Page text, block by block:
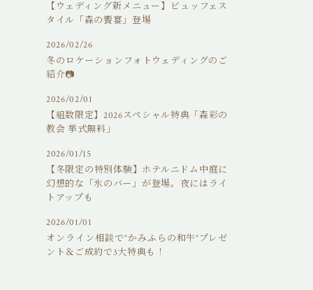
【ウェディング新メニュー】ビュッフェス
タイル「森の饗宴」登場
2026/02/26
冬のロケーションフォトウェディングのご
紹介📷
2026/02/01
【組数限定】2026スペシャル特典「森彩の
教会 挙式無料」
2026/01/15
【冬限定の特別体験】ホテルニドム中庭に
幻想的な「氷のバー」が登場。夜にはライ
トアップも
2026/01/01
オンライン相談で“かみふらの和牛”プレゼ
ント＆ご成約で3大特典も！